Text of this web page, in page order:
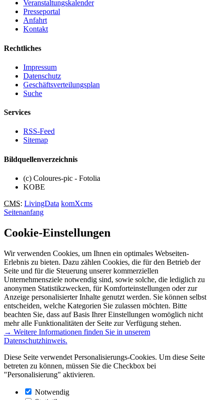
Veranstaltungskalender
Presseportal
Anfahrt
Kontakt
Rechtliches
Impressum
Datenschutz
Geschäftsverteilungsplan
Suche
Services
RSS-Feed
Sitemap
Bildquellenverzeichnis
(c) Coloures-pic - Fotolia
KOBE
CMS: LivingData komXcms
Seitenanfang
Cookie-Einstellungen
Wir verwenden Cookies, um Ihnen ein optimales Webseiten-
Erlebnis zu bieten. Dazu zählen Cookies, die für den Betrieb der
Seite und für die Steuerung unserer kommerziellen
Unternehmensziele notwendig sind, sowie solche, die lediglich zu
anonymen Statistikzwecken, für Komforteinstellungen oder zur
Anzeige personalisierter Inhalte genutzt werden. Sie können selbst
entscheiden, welche Kategorien Sie zulassen möchten. Bitte
beachten Sie, dass auf Basis Ihrer Einstellungen womöglich nicht
mehr alle Funktionalitäten der Seite zur Verfügung stehen.
→ Weitere Informationen finden Sie in unserem
Datenschutzhinweis.
Diese Seite verwendet Personalisierungs-Cookies. Um diese Seite
betreten zu können, müssen Sie die Checkbox bei
"Personalisierung" aktivieren.
Notwendig